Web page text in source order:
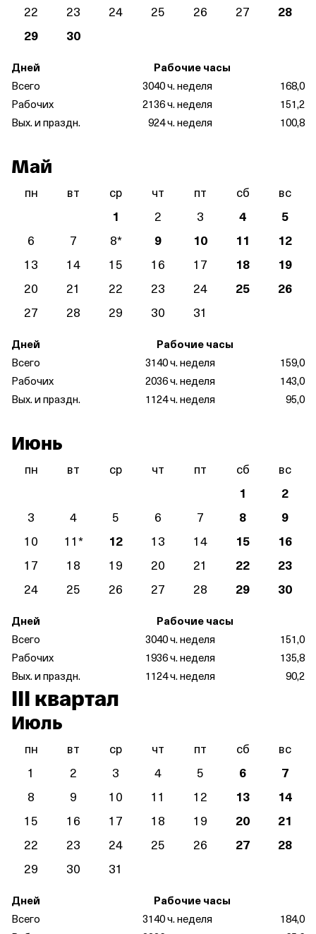
22
23 24 25 26 27
28
29
30
Дней
Всего
30
Рабочих
21
Вых. и праздн.
9
Рабочие часы
40 ч. неделя
168,0
36 ч. неделя
151,2
24 ч. неделя
100,8
Май
пн вт ср чт пт сб
вс
1
2 3 4
5
6
7 8* 9 10 11
12
13
14 15 16 17 18
19
20
21 22 23 24 25
26
27
28 29 30 31
Дней
Всего
31
Рабочих
20
Вых. и праздн.
11
Рабочие часы
40 ч. неделя
159,0
36 ч. неделя
143,0
24 ч. неделя
95,0
Июнь
пн вт ср чт пт сб
вс
1
2
3
4 5 6 7 8
9
10
11* 12 13 14 15
16
17
18 19 20 21 22
23
24
25 26 27 28 29 30
Дней
Всего
30
Рабочих
19
Вых. и праздн.
11
Рабочие часы
40 ч. неделя
151,0
36 ч. неделя
135,8
24 ч. неделя
90,2
III квартал
Июль
пн вт ср чт пт сб
вс
1
2 3 4 5 6
7
8
9 10 11 12 13
14
15
16 17 18 19 20
21
22
23 24 25 26 27
28
29
30 31
Дней
Всего
31
Рабочие часы
40 ч. неделя
184,0